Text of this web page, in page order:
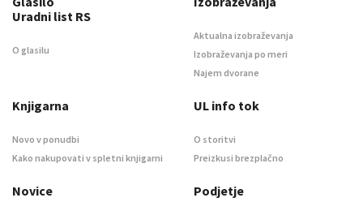
Uradni list RS
O glasilu
Aktualna izobraževanja
Izobraževanja po meri
Najem dvorane
Knjigarna
Novo v ponudbi
Kako nakupovati v spletni knjigarni
UL info tok
O storitvi
Preizkusi brezplačno
Novice Podjetje